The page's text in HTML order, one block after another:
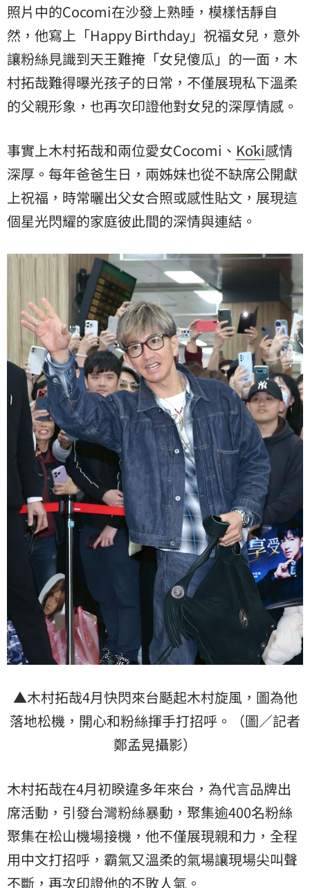
照片中的Cocomi在沙發上熟睡，模樣恬靜自
然，他寫上「Happy Birthday」祝福女兒，意外
讓粉絲見識到天王難掩「女兒傻瓜」的一面，木
村拓哉難得曝光孩子的日常，不僅展現私下溫柔
的父親形象，也再次印證他對女兒的深厚情感。
事實上木村拓哉和兩位愛女Cocomi、 Kōki感情
深厚。每年爸爸生日，兩姊妹也從不缺席公開獻
上祝福，時常曬出父女合照或感性貼文，展現這
個星光閃耀的家庭彼此間的深情與連結。
▲木村拓哉4月快閃來台颳起木村旋風，圖為他
落地松機，開心和粉絲揮手打招呼。（圖／記者
鄭孟晃攝影）
木村拓哉在4月初睽違多年來台，為代言品牌出
席活動，引發台灣粉絲暴動，聚集逾400名粉絲
聚集在松山機場接機，他不僅展現親和力，全程
用中文打招呼，霸氣又溫柔的氣場讓現場尖叫聲
不斷，再次印證他的不敗人氣。